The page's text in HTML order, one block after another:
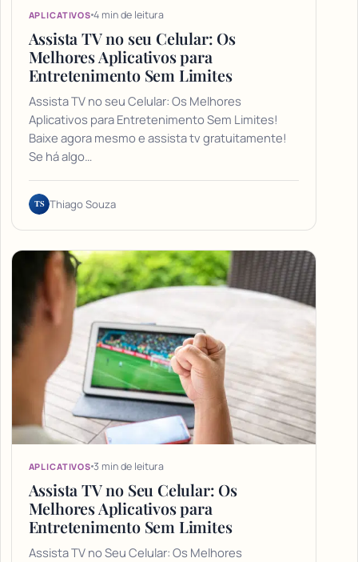
APLICATIVOS 4 min de leitura
Assista TV no seu Celular: Os
Melhores Aplicativos para
Entretenimento Sem Limites
Assista TV no seu Celular: Os Melhores
Aplicativos para Entretenimento Sem Limites!
Baixe agora mesmo e assista tv gratuitamente!
Se há algo…
TS Thiago Souza
APLICATIVOS 3 min de leitura
Assista TV no Seu Celular: Os
Melhores Aplicativos para
Entretenimento Sem Limites
Assista TV no Seu Celular: Os Melhores